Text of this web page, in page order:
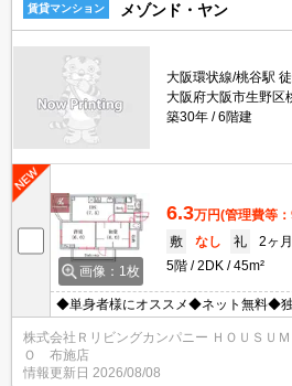
賃貸マンション メゾンド・ヤン
大阪環状線/桃谷駅
大阪府大阪市生野区
築30年
6階建
画像：1枚
6.3万円(管理費等
敷
なし 礼
2ヶ月
5階
2DK 45m²
◆単身者様にオススメ◆ネット無料◆
株式会社Ｒリビングカンパニー ＨＯＵＳＵＭ
Ｏ 布施店
情報更新日 2026/08/08